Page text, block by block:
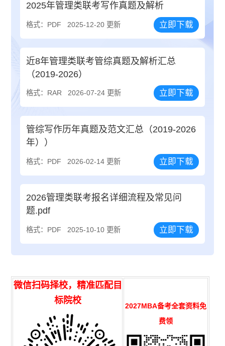
2025年管理类联考写作真题及解析
格式：PDF 2025-12-20 更新 立即下载
近8年管理类联考管综真题及解析汇总
（2019-2026）
格式：RAR 2026-07-24 更新 立即下载
管综写作历年真题及范文汇总（2019-2026
年））
格式：PDF 2026-02-14 更新 立即下载
2026管理类联考报名详细流程及常见问
题.pdf
格式：PDF 2025-10-10 更新 立即下载
微信扫码择校，精准匹配目
标院校
2027MBA备考全套资料免
费领